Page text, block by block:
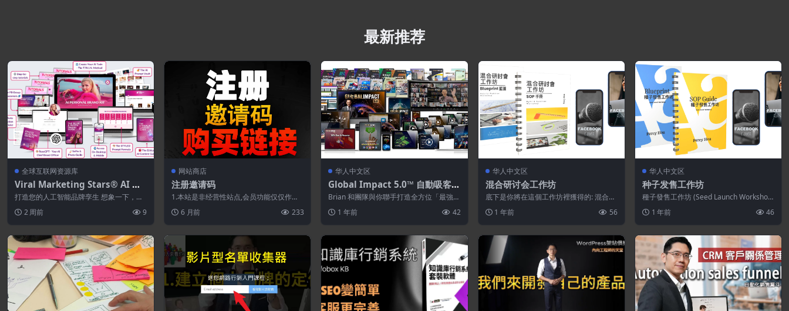
最新推荐
全球互联网资源库
Viral Marketing Stars® AI 个
人品牌工具包
打造您的人工智能品牌孪生 想象一下，你
庞、...2 周前 9
网站商店
注册邀请码
1.本站是非经营性站点,会员功能仅仅作为
持服...6 月前 233
华人中文区
Global Impact 5.0™ 自動吸客引
擎
Brian 和團隊與你聯手打造全方位「最強市
1 年前 42
华人中文区
混合研讨会工作坊
底下是你將在這個工作坊裡獲得的: 混合研
透...1 年前 56
华人中文区
种子发售工作坊
種子發售工作坊 (Seed Launch Workshop)
1 年前 46